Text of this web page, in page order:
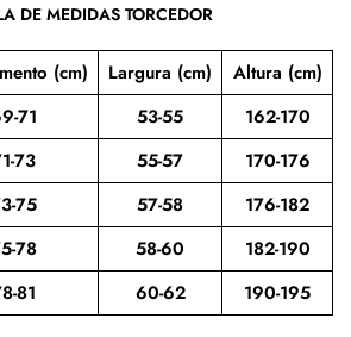
DE MEDIDAS TORCEDOR
(cm) Largura (cm)
Altura (cm)
71 53-55
162-170
73 55-57
170-176
75 57-58
176-182
78 58-60
182-190
81 60-62 190-195